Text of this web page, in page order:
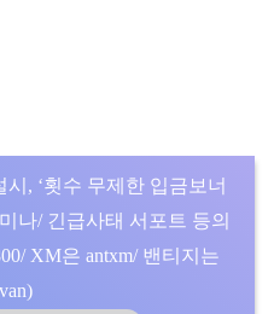
, ‘횟수 무제한 입금보너
나/ 긴급사태 서포트 등의
XM은 antxm/ 밴티지는